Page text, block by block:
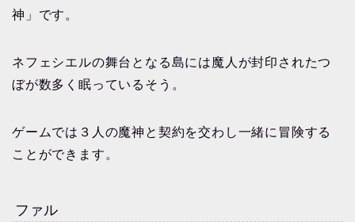
神」です。
ネフェシエルの舞台となる島には魔人が封印されたつ
ぼが数多く眠っているそう。
ゲームでは３人の魔神と契約を交わし一緒に冒険する
ことができます。
ファル